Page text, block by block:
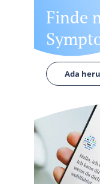
Finde
Ada